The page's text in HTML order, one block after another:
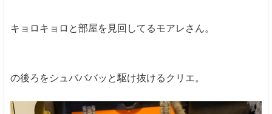
キョロキョロと部屋を見回してるモアレさん。
の後ろをシュバババッと駆け抜けるクリエ。